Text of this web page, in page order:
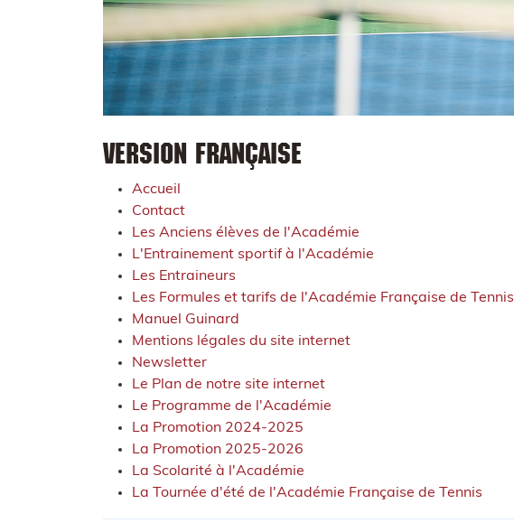
Version française
Accueil
Contact
Les Anciens élèves de l'Académie
L'Entrainement sportif à l'Académie
Les Entraineurs
Les Formules et tarifs de l'Académie Française de Tennis
Manuel Guinard
Mentions légales du site internet
Newsletter
Le Plan de notre site internet
Le Programme de l'Académie
La Promotion 2024-2025
La Promotion 2025-2026
La Scolarité à l'Académie
La Tournée d'été de l'Académie Française de Tennis